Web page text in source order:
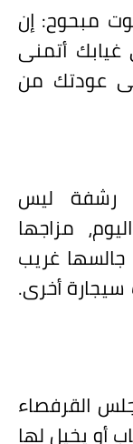
مبحوح: إن
غيابك أتمنى
عودتك من
رشفة ليس
مزاجها
جالسها غريب
أخرى.
القرفصاء
أو يخيل لها